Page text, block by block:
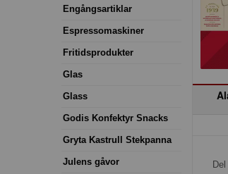
Engångsartiklar
Espressomaskiner
Fritidsprodukter
Glas
Glass
Godis Konfektyr Snacks
Gryta Kastrull Stekpanna
Julens gåvor